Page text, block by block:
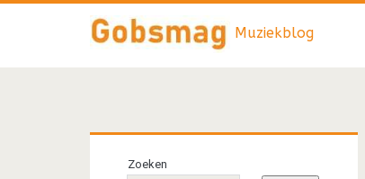
Muziekblog
Primaire
Zoeken